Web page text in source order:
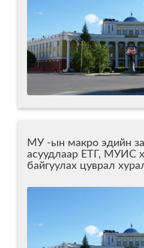
МУ -ын макро эдийн
асуудлаар ЕТГ, МУИС
байгуулах цуврал